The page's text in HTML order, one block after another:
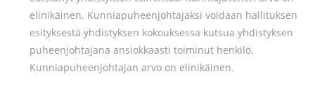
elinikäinen. Kunniapuheenjohtajaksi voidaan hallituksen
esityksestä yhdistyksen kokouksessa kutsua yhdistyksen
puheenjohtajana ansiokkaasti toiminut henkilö.
Kunniapuheenjohtajan arvo on elinikäinen.